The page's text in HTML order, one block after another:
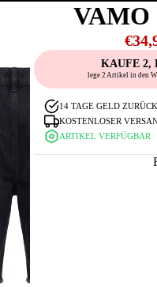
VAMO
KAUFE 2,
lege 2 Artikel in den
14 TAGE GELD
KOSTENLOSER
ARTIKEL VERFÜGBAR